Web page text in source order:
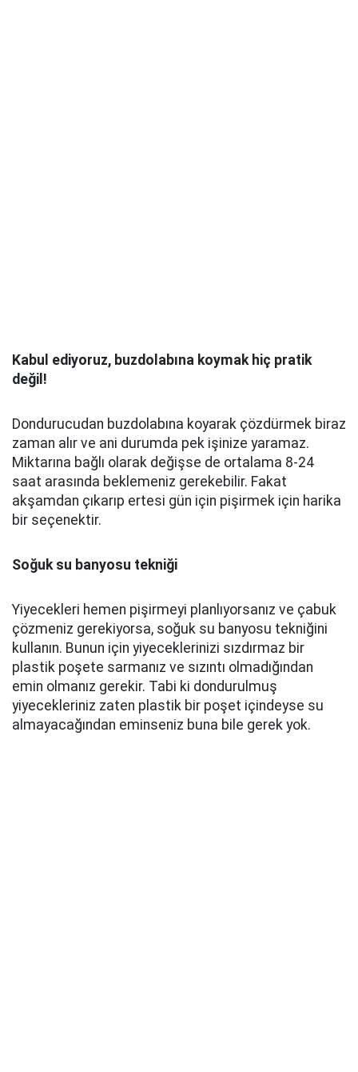
Kabul ediyoruz, buzdolabına koymak hiç pratik
değil!
Dondurucudan buzdolabına koyarak çözdürmek biraz
zaman alır ve ani durumda pek işinize yaramaz.
Miktarına bağlı olarak değişse de ortalama 8-24
saat arasında beklemeniz gerekebilir. Fakat
akşamdan çıkarıp ertesi gün için pişirmek için harika
bir seçenektir.
Soğuk su banyosu tekniği
Yiyecekleri hemen pişirmeyi planlıyorsanız ve çabuk
çözmeniz gerekiyorsa, soğuk su banyosu tekniğini
kullanın. Bunun için yiyeceklerinizi sızdırmaz bir
plastik poşete sarmanız ve sızıntı olmadığından
emin olmanız gerekir. Tabi ki dondurulmuş
yiyecekleriniz zaten plastik bir poşet içindeyse su
almayacağından eminseniz buna bile gerek yok.